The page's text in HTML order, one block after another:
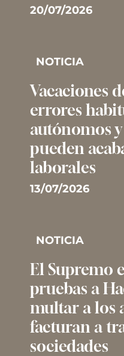
20/07/2026
NOTICIA
Vacaciones
errores
autónomos
pueden
laborales
13/07/2026
NOTICIA
El Supremo
pruebas a
multar a los
facturan a
sociedades